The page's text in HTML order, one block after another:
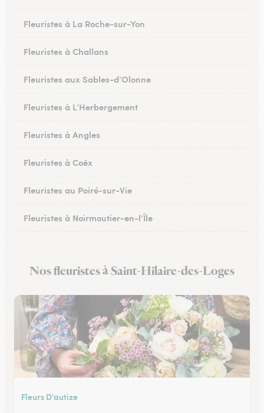
Fleuristes à La Roche-sur-Yon
Fleuristes à Challans
Fleuristes aux Sables-d’Olonne
Fleuristes à L’Herbergement
Fleuristes à Angles
Fleuristes à Coëx
Fleuristes au Poiré-sur-Vie
Fleuristes à Noirmoutier-en-l’Île
Fleuristes à Talmont-Saint-Hilaire
Nos fleuristes à Saint-Hilaire-des-Loges
Fleurs D’autize